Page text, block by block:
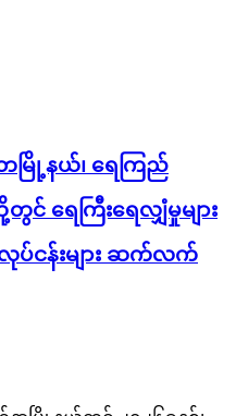
မြို့နယ်၊ ရေကြည်
ရေကြီးရေလျှံမှုများ
ငန်းများ ဆက်လက်